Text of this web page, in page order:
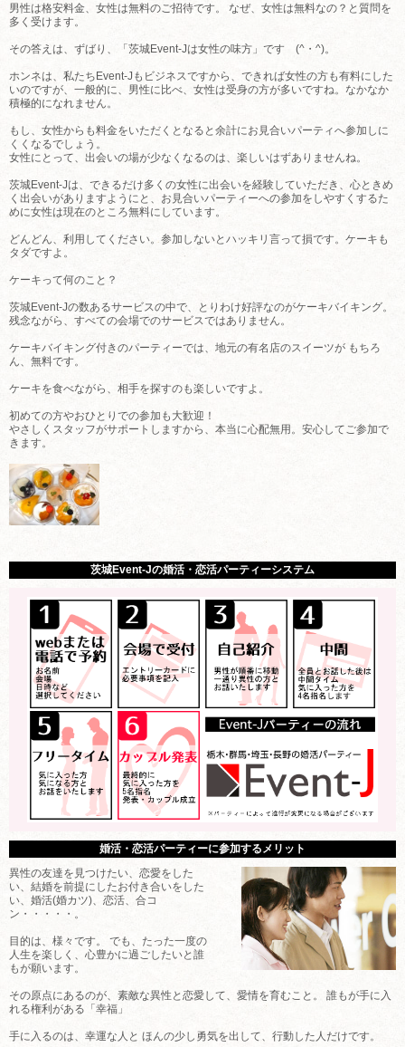
男性は格安料金、女性は無料のご招待です。 なぜ、女性は無料なの？と質問を
多く受けます。
その答えは、ずばり、「茨城Event-Jは女性の味方」です (^・^)。
ホンネは、私たちEvent-Jもビジネスですから、できれば女性の方も有料にした
いのですが、一般的に、男性に比べ、女性は受身の方が多いですね。なかなか
積極的になれません。
もし、女性からも料金をいただくとなると余計にお見合いパーティへ参加しに
くくなるでしょう。
女性にとって、出会いの場が少なくなるのは、楽しいはずありませんね。
茨城Event-Jは、できるだけ多くの女性に出会いを経験していただき、心ときめ
く出会いがありますようにと、お見合いパーティーへの参加をしやすくするた
めに女性は現在のところ無料にしています。
どんどん、利用してください。参加しないとハッキリ言って損です。ケーキも
タダですよ。
ケーキって何のこと？
茨城Event-Jの数あるサービスの中で、とりわけ好評なのがケーキバイキング。
残念ながら、すべての会場でのサービスではありません。
ケーキバイキング付きのパーティーでは、地元の有名店のスイーツが もちろ
ん、無料です。
ケーキを食べながら、相手を探すのも楽しいですよ。
初めての方やおひとりでの参加も大歓迎！
やさしくスタッフがサポートしますから、本当に心配無用。安心してご参加で
きます。
茨城Event-Jの婚活・恋活パーティーシステム
婚活・恋活パーティーに参加するメリット
異性の友達を見つけたい、恋愛をした
い、結婚を前提にしたお付き合いをした
い、婚活(婚カツ)、恋活、合コ
ン・・・・・。
目的は、様々です。 でも、たった一度の
人生を楽しく、心豊かに過ごしたいと誰
もが願います。
その原点にあるのが、素敵な異性と恋愛して、愛情を育むこと。 誰もが手に入
れる権利がある「幸福」
手に入るのは、幸運な人と ほんの少し勇気を出して、行動した人だけです。